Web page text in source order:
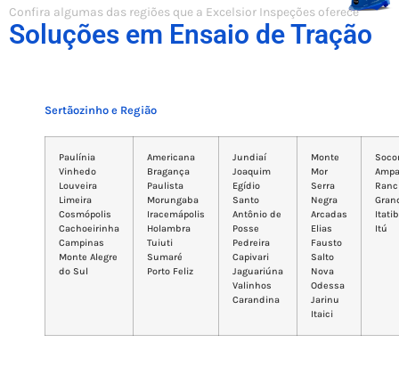
Confira algumas das regiões que a Excelsior Inspeções oferece
Soluções em Ensaio de Tração
Sertãozinho e Região
Paulínia
Vinhedo
Louveira
Limeira
Cosmópolis
Cachoeirinha
Campinas
Monte Alegre
do Sul
Americana
Bragança
Paulista
Morungaba
Iracemápolis
Holambra
Tuiuti
Sumaré
Porto Feliz
Jundiaí
Joaquim
Egídio
Santo
Antônio de
Posse
Pedreira
Capivari
Jaguariúna
Valinhos
Carandina
Monte
Mor
Serra
Negra
Arcadas
Elias
Fausto
Salto
Nova
Odessa
Jarinu
Itaici
Itú